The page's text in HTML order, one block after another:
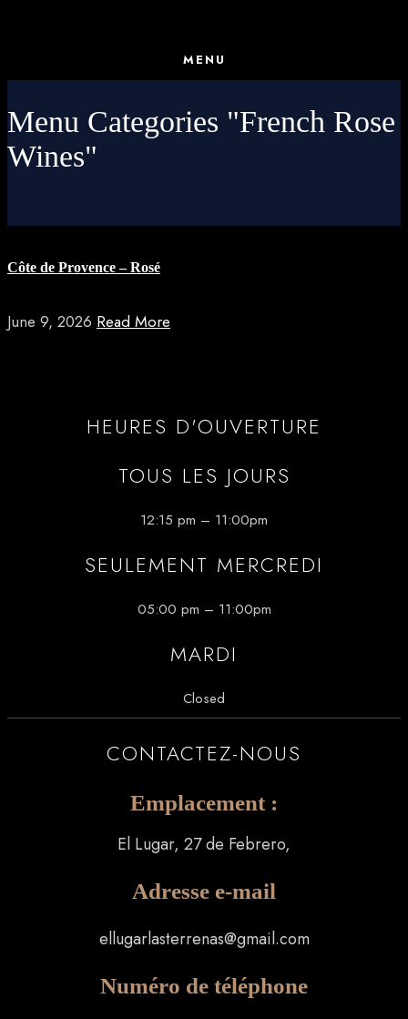
MENU
Menu Categories "French Rose
Wines"
Côte de Provence – Rosé
June 9, 2026 Read More
HEURES D'OUVERTURE
TOUS LES JOURS
12:15 pm – 11:00pm
SEULEMENT MERCREDI
05:00 pm – 11:00pm
MARDI
Closed
CONTACTEZ-NOUS
Emplacement :
El Lugar, 27 de Febrero,
Adresse e-mail
ellugarlasterrenas@gmail.com
Numéro de téléphone